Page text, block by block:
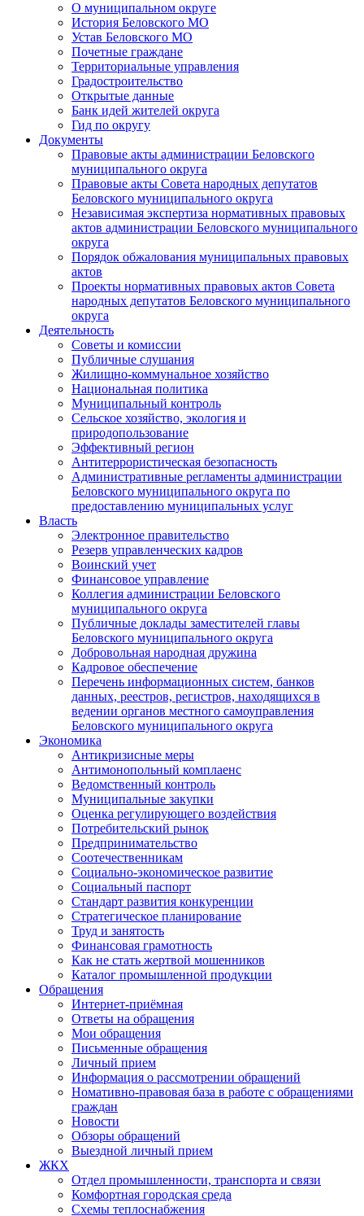
О муниципальном округе
История Беловского МО
Устав Беловского МО
Почетные граждане
Территориальные управления
Градостроительство
Открытые данные
Банк идей жителей округа
Гид по округу
Документы
Правовые акты администрации Беловского
муниципального округа
Правовые акты Совета народных депутатов
Беловского муниципального округа
Независимая экспертиза нормативных правовых
актов администрации Беловского муниципального
округа
Порядок обжалования муниципальных правовых
актов
Проекты нормативных правовых актов Совета
народных депутатов Беловского муниципального
округа
Деятельность
Советы и комиссии
Публичные слушания
Жилищно-коммунальное хозяйство
Национальная политика
Муниципальный контроль
Сельское хозяйство, экология и
природопользование
Эффективный регион
Антитеррористическая безопасность
Административные регламенты администрации
Беловского муниципального округа по
предоставлению муниципальных услуг
Власть
Электронное правительство
Резерв управленческих кадров
Воинский учет
Финансовое управление
Коллегия администрации Беловского
муниципального округа
Публичные доклады заместителей главы
Беловского муниципального округа
Добровольная народная дружина
Кадровое обеспечение
Перечень информационных систем, банков
данных, реестров, регистров, находящихся в
ведении органов местного самоуправления
Беловского муниципального округа
Экономика
Антикризисные меры
Антимонопольный комплаенс
Ведомственный контроль
Муниципальные закупки
Оценка регулирующего воздействия
Потребительский рынок
Предпринимательство
Соотечественникам
Социально-экономическое развитие
Социальный паспорт
Стандарт развития конкуренции
Стратегическое планирование
Труд и занятость
Финансовая грамотность
Как не стать жертвой мошенников
Каталог промышленной продукции
Обращения
Интернет-приёмная
Ответы на обращения
Мои обращения
Письменные обращения
Личный прием
Информация о рассмотрении обращений
Номативно-правовая база в работе с обращениями
граждан
Новости
Обзоры обращений
Выездной личный прием
ЖКХ
Отдел промышленности, транспорта и связи
Комфортная городская среда
Схемы теплоснабжения